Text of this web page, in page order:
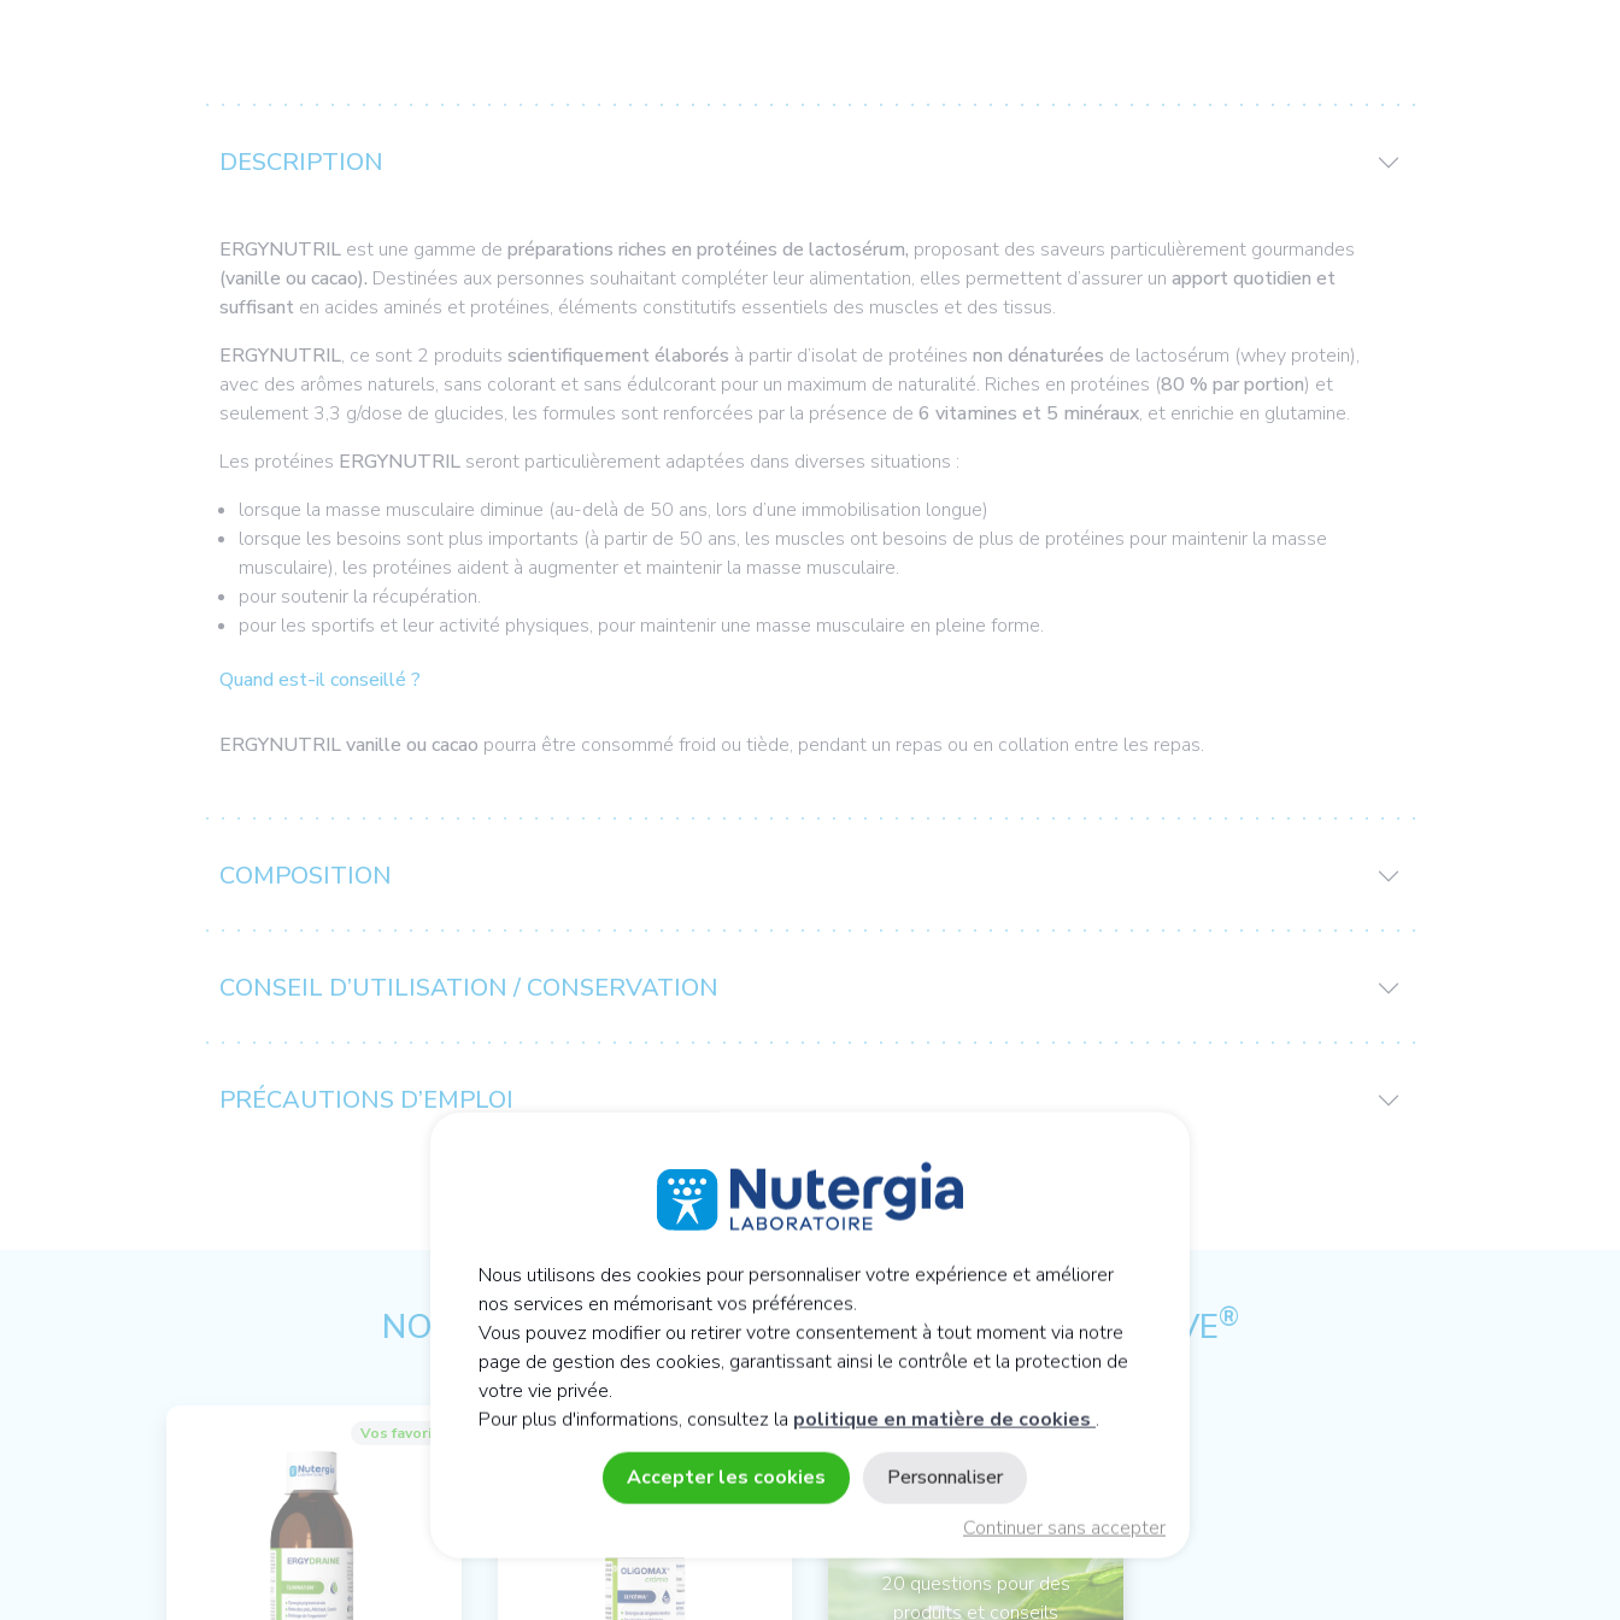
DESCRIPTION
ERGYNUTRIL est une gamme de préparations riches en protéines de lactosérum, proposant des saveurs particulièrement gourmandes
(vanille ou cacao). Destinées aux personnes souhaitant compléter leur alimentation, elles permettent d’assurer un apport quotidien et
suffisant en acides aminés et protéines, éléments constitutifs essentiels des muscles et des tissus.
ERGYNUTRIL, ce sont 2 produits scientifiquement élaborés à partir d’isolat de protéines non dénaturées de lactosérum (whey protein),
avec des arômes naturels, sans colorant et sans édulcorant pour un maximum de naturalité. Riches en protéines (80 % par portion) et
seulement 3,3 g/dose de glucides, les formules sont renforcées par la présence de 6 vitamines et 5 minéraux, et enrichie en glutamine.
Les protéines ERGYNUTRIL seront particulièrement adaptées dans diverses situations :
lorsque la masse musculaire diminue (au-delà de 50 ans, lors d’une immobilisation longue)
lorsque les besoins sont plus importants (à partir de 50 ans, les muscles ont besoins de plus de protéines pour maintenir la masse
musculaire), les protéines aident à augmenter et maintenir la masse musculaire.
pour soutenir la récupération.
pour les sportifs et leur activité physiques, pour maintenir une masse musculaire en pleine forme.
Quand est-il conseillé ?
ERGYNUTRILvanille ou cacao pourra être consommé froid ou tiède, pendant un repas ou en collation entre les repas.
COMPOSITION
CONSEIL D’UTILISATION / CONSERVATION
PRÉCAUTIONS D’EMPLOI
NOTRE CONSEIL EN NUTRITION CELLULAIRE ACTIVE®
Vos favoris
Quel produit pour
20 questions pour des
produits et conseils
Nous utilisons des cookies pour personnaliser votre expérience et améliorer
nos services en mémorisant vos préférences.
Vous pouvez modifier ou retirer votre consentement à tout moment via notre
page de gestion des cookies, garantissant ainsi le contrôle et la protection de
votre vie privée.
Pour plus d'informations, consultez la politique en matière de cookies.
Accepter les cookies
Continuer sans accepter
Personnaliser